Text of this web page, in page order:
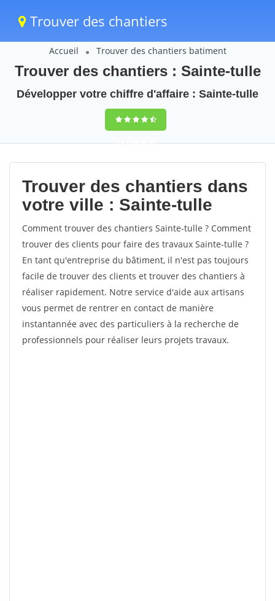
Trouver des chantiers
Accueil Trouver des chantiers batiment
Trouver des chantiers : Sainte-tulle
Développer votre chiffre d'affaire : Sainte-tulle
9,5(100%)45
votes
Trouver des chantiers dans
votre ville : Sainte-tulle
Comment trouver des chantiers Sainte-tulle ? Comment
trouver des clients pour faire des travaux Sainte-tulle ?
En tant qu'entreprise du bâtiment, il n'est pas toujours
facile de trouver des clients et trouver des chantiers à
réaliser rapidement. Notre service d'aide aux artisans
vous permet de rentrer en contact de manière
instantannée avec des particuliers à la recherche de
professionnels pour réaliser leurs projets travaux.